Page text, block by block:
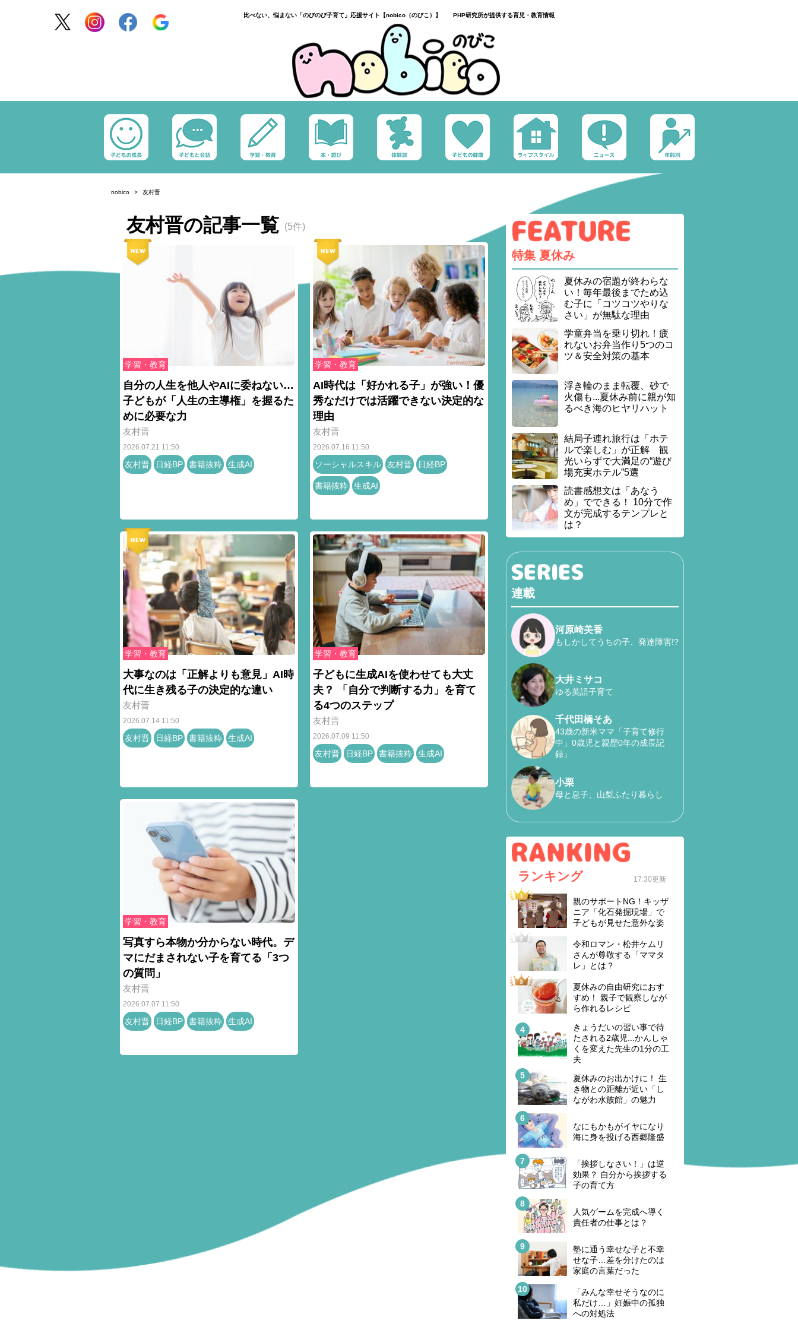
比べない、悩まない「のびのび子育て」応援サイト【nobico（のびこ）】 PHP研究所が提供する育児・教育情報
nobico 友村晋
友村晋の記事一覧 (5件)
学習・教育
自分の人生を他人やAIに委ねない…
子どもが「人生の主導権」を握るた
めに必要な力
友村晋
2026.07.21 11:50
友村晋 日経BP 書籍抜粋 生成AI
学習・教育
AI時代は「好かれる子」が強い！優
秀なだけでは活躍できない決定的な
理由
友村晋
2026.07.16 11:50
ソーシャルスキル 友村晋 日経BP
書籍抜粋 生成AI
学習・教育
大事なのは「正解よりも意見」AI時
代に生き残る子の決定的な違い
友村晋
2026.07.14 11:50
友村晋 日経BP 書籍抜粋 生成AI
学習・教育
子どもに生成AIを使わせても大丈
夫？ 「自分で判断する力」を育て
る4つのステップ
友村晋
2026.07.09 11:50
友村晋 日経BP 書籍抜粋 生成AI
学習・教育
写真すら本物か分からない時代。デ
マにだまされない子を育てる「3つ
の質問」
友村晋
2026.07.07 11:50
友村晋 日経BP 書籍抜粋 生成AI
特集 夏休み
夏休みの宿題が終わらな
い！毎年最後までため込
む子に「コツコツやりな
さい」が無駄な理由
学童弁当を乗り切れ！疲
れないお弁当作り5つのコ
ツ＆安全対策の基本
浮き輪のまま転覆、砂で
火傷も...夏休み前に親が知
るべき海のヒヤリハット
結局子連れ旅行は「ホテ
ルで楽しむ」が正解 観
光いらずで大満足の“遊び
場充実ホテル”5選
読書感想文は「あなう
め」でできる！ 10分で作
文が完成するテンプレと
は？
連載
河原崎美香
もしかしてうちの子、発達障害!?
大井ミサコ
ゆる英語子育て
千代田橋そあ
43歳の新米ママ「子育て修行
中」0歳児と親歴0年の成長記
録」
小栗
母と息子、山梨ふたり暮らし
ランキング 17:30更新
親のサポートNG！キッザ
ニア「化石発掘現場」で
子どもが見せた意外な姿
令和ロマン・松井ケムリ
さんが尊敬する「ママタ
レ」とは？
夏休みの自由研究におす
すめ！ 親子で観察しなが
ら作れるレシピ
きょうだいの習い事で待
たされる2歳児...かんしゃ
くを変えた先生の1分の工
夫
夏休みのお出かけに！ 生
き物との距離が近い「し
ながわ水族館」の魅力
なにもかもがイヤになり
海に身を投げる西郷隆盛
「挨拶しなさい！」は逆
効果？ 自分から挨拶する
子の育て方
人気ゲームを完成へ導く
責任者の仕事とは？
塾に通う幸せな子と不幸
せな子…差を分けたのは
家庭の言葉だった
「みんな幸せそうなのに
私だけ…」妊娠中の孤独
への対処法